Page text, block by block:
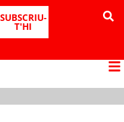
SUBSCRIU-
T'HI